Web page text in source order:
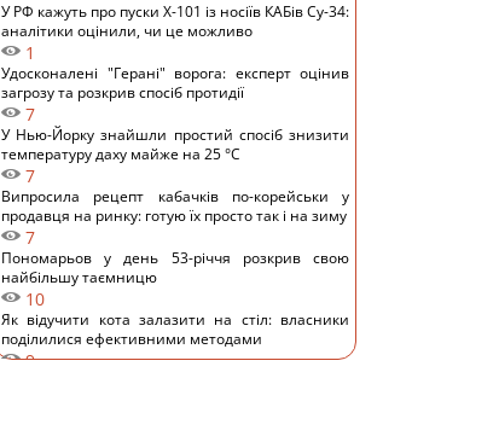
У РФ кажуть про пуски Х-101 із носіїв КАБів Су-34:
аналітики оцінили, чи це можливо
1
Удосконалені "Герані" ворога: експерт оцінив
загрозу та розкрив спосіб протидії
7
У Нью-Йорку знайшли простий спосіб знизити
температуру даху майже на 25 °C
7
Випросила рецепт кабачків по-корейськи у
продавця на ринку: готую їх просто так і на зиму
7
Пономарьов у день 53-річчя розкрив свою
найбільшу таємницю
10
Як відучити кота залазити на стіл: власники
поділилися ефективними методами
9